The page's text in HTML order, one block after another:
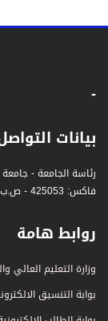
-
بيانات
فاكس: 425053 - ص.ب.: 87246 بريد إليكتروني: info@tu.edu.ye
روابط هامة
وزارة التعليم العالي
بوابة التنسيق